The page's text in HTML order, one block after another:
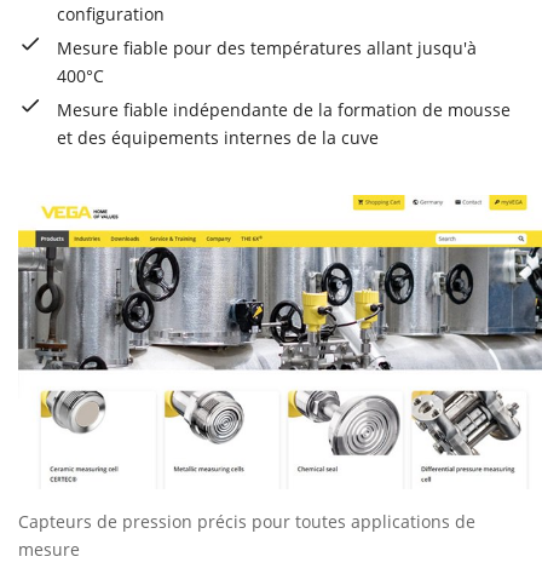
configuration
Mesure fiable pour des températures allant jusqu'à
400°C
Mesure fiable indépendante de la formation de mousse
et des équipements internes de la cuve
Capteurs de pression précis pour toutes applications de
mesure